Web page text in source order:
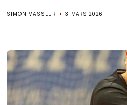
SIMON VASSEUR 31 MARS 2026